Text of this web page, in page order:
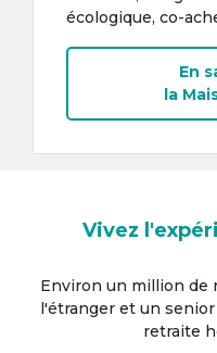
écologique, co-
En
la
Vivez
Environ un million de
l'étrangeret un senior
retraite